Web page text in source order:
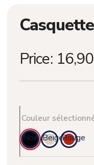
Price: 16,90
Couleur
Noir BeigeRouge